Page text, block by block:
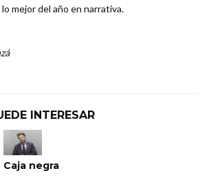
mejor del año en narrativa.
INTERESAR
Caja negra